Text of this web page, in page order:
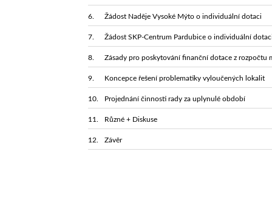
Žádost Naděje Vysoké Mýto o individuální dotaci
Žádost SKP-Centrum Pardubice o individuální
Zásady pro poskytování finanční dotace z rozpočtu
Koncepce řešení problematiky vyloučených lokalit
Projednání činnosti rady za uplynulé období
Různé + Diskuse
Závěr